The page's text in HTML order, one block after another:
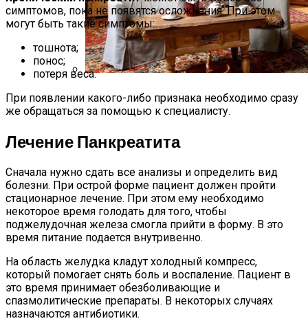
Русский Стиль: Архитектура, Интерьер
И Другие Особенности Этого
Направления
симптомов, пока не появятся осложнения. При этом
могут быть такие симптомы:
тошнота;
понос;
потеря веса.
При появлении какого-либо признака необходимо сразу
же обращаться за помощью к специалисту.
Лечение Панкреатита
Сначала нужно сдать все анализы и определить вид
болезни. При острой форме пациент должен пройти
стационарное лечение. При этом ему необходимо
некоторое время голодать для того, чтобы
поджелудочная железа смогла прийти в форму. В это
время питание подается внутривенно.
На область желудка кладут холодный компресс,
который помогает снять боль и воспаление. Пациент в
это время принимает обезболивающие и
спазмолитические препараты. В некоторых случаях
назначаются антибиотики.